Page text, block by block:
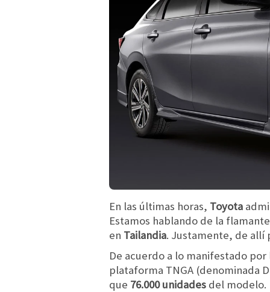
En las últimas horas, Toyota
Estamos hablando de la
en Tailandia. Justamente, de allí
De acuerdo a lo manifestado
plataforma TNGA (denominada
que 76.000 unidades del modelo.